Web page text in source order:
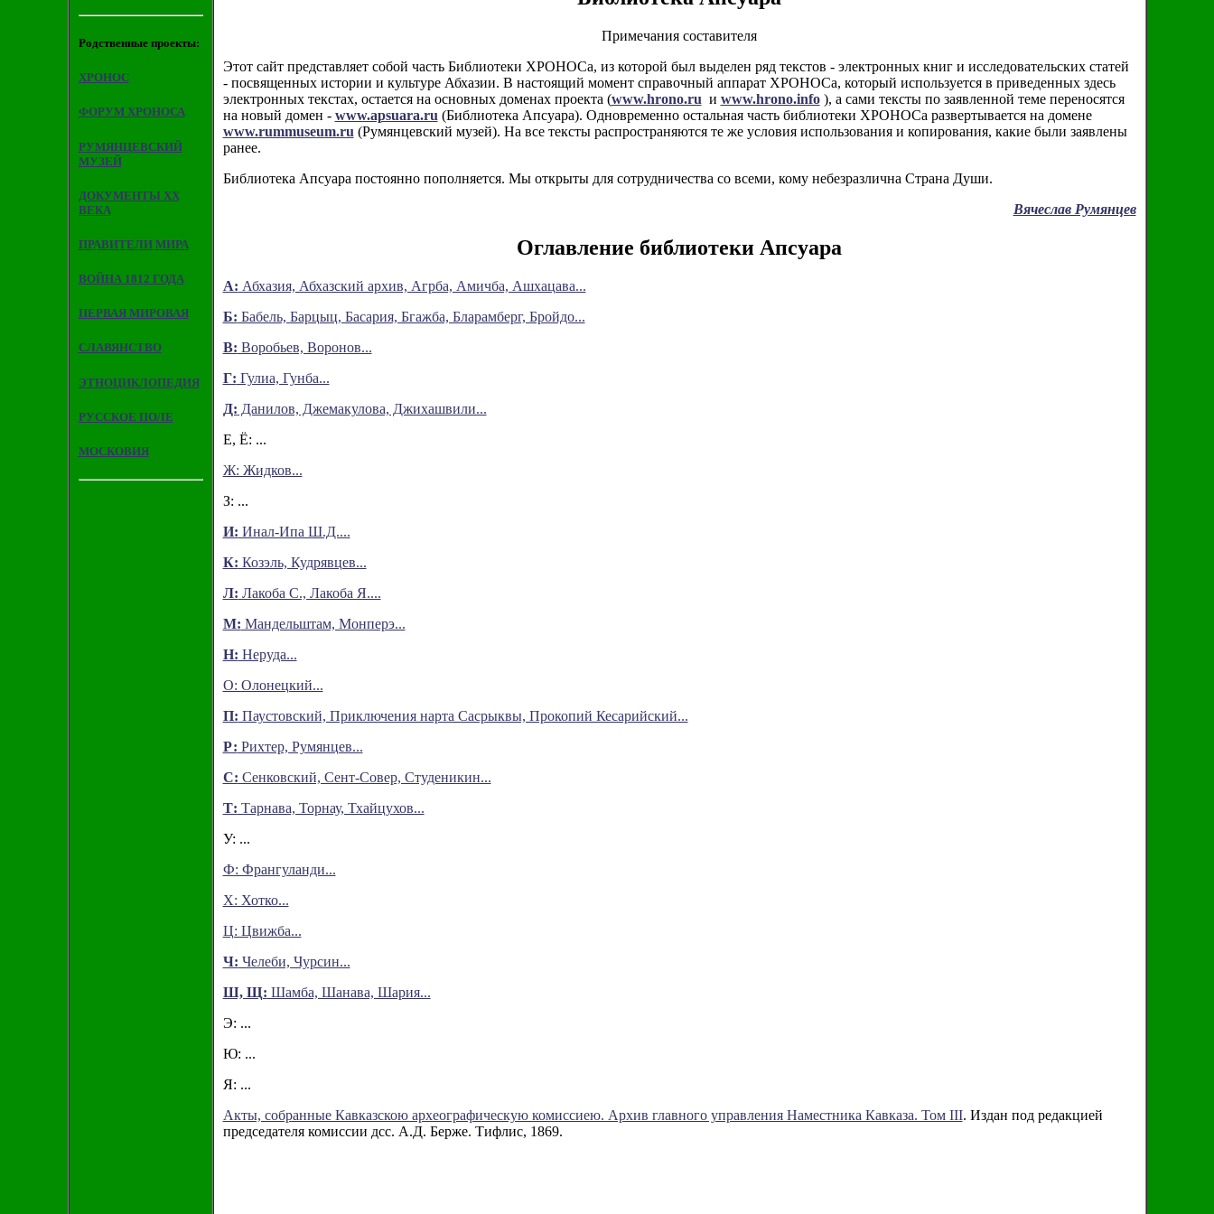
Родственные проекты:
ХРОНОС
ФОРУМ ХРОНОСА
РУМЯНЦЕВСКИЙ
МУЗЕЙ
ДОКУМЕНТЫ XX
ВЕКА
ПРАВИТЕЛИ МИРА
ВОЙНА 1812 ГОДА
ПЕРВАЯ МИРОВАЯ
СЛАВЯНСТВО
ЭТНОЦИКЛОПЕДИЯ
РУССКОЕ ПОЛЕ
МОСКОВИЯ
Примечания составителя
Этот сайт представляет собой часть Библиотеки ХРОНОСа, из которой был выделен ряд текстов - электронных книг и исследовательских статей
- посвященных истории и культуре Абхазии. В настоящий момент справочный аппарат ХРОНОСа, который используется в приведенных здесь
электронных текстах, остается на основных доменах проекта (www.hrono.ru и www.hrono.info), а сами тексты по заявленной теме переносятся
на новый домен - www.apsuara.ru (Библиотека Апсуара). Одновременно остальная часть библиотеки ХРОНОСа развертывается на домене
www.rummuseum.ru (Румянцевский музей). На все тексты распространяются те же условия использования и копирования, какие были заявлены
ранее.
Библиотека Апсуара постоянно пополняется. Мы открыты для сотрудничества со всеми, кому небезразлична Страна Души.
Вячеслав Румянцев
Оглавление библиотеки Апсуара
А: Абхазия, Абхазский архив, Агрба, Амичба, Ашхацава...
Б: Бабель, Барцыц, Басария, Бгажба, Бларамберг, Бройдо...
В: Воробьев, Воронов...
Г: Гулиа, Гунба...
Д: Данилов, Джемакулова, Джихашвили...
Е, Ё: ...
Ж: Жидков...
З: ...
И: Инал-Ипа Ш.Д....
К: Козэль, Кудрявцев...
Л: Лакоба С., Лакоба Я....
М: Мандельштам, Монперэ...
Н: Неруда...
О: Олонецкий...
П: Паустовский, Приключения нарта Сасрыквы, Прокопий Кесарийский...
Р: Рихтер, Румянцев...
С: Сенковский, Сент-Совер, Студеникин...
Т: Тарнава, Торнау, Тхайцухов...
У: ...
Ф: Франгуланди...
Х: Хотко...
Ц: Цвижба...
Ч: Челеби, Чурсин...
Ш, Щ: Шамба, Шанава, Шария...
Э: ...
Ю: ...
Я: ...
Акты, собранные Кавказскою археографическую комиссиею. Архив главного управления Наместника Кавказа. Том III. Издан под редакцией
председателя комиссии дсс. А.Д. Берже. Тифлис, 1869.